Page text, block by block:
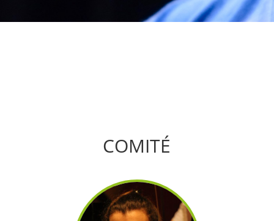
COMITÉ